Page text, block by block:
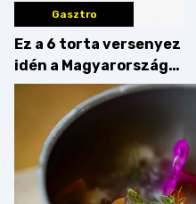
Gasztro
Ez a 6 torta versenyez
idén a Magyarország
tortája címért